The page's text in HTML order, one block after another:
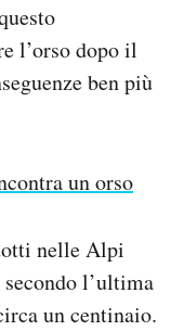
l’orso dopo il
ben più
un orso
nelle Alpi
l’ultima
un centinaio.